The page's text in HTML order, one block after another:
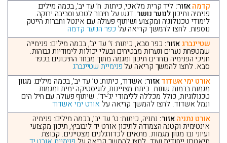
קדמהאזור: ליד קרית מלאכי, כיתות: ח’ עד יב’, בכמה מילים:
פנימיה ותיכוןלנוער נושר. דגש על חיבור לטבע וסביבה ירוקה.
לימודי טכנולוגיה ומקצוע ושיתוף פעולה עם אינטל וחברות הייטק
נוספות. לחצו להמשך קריאה על כפר הנוער קדמה
שטיינברגאזור: כפר סבא, כיתות: ז’ עד יב’, בכמה מילים: פנימייה
שמטפחת נערים ונערות מבטיחים ובעלי יכולות לימודיות גבוהות.
חניכי הפנימיה בוחרים תיכון ומגמה מתוך מבחר התיכונים בכפר
סבא. לחצו להמשך קריאה עלפנימיית שטיינברג
אורט ימי אשדודאזור: אשדוד, כיתות: ט’ עד יב’, בכמה מילים: מגוון
מגמות ברמות שונות. כיתת מצויינות, לוגיסטיקה ימית ומגמות
טכנולוגיות, כולל מכללה ללימודי יג’-יד’. שיתוף פעולה עם חיל הים
ונמל אשדוד. לחצו להמשך קריאה על אורט ימי אשדוד
אורט נתניהאזור: נתניה, כיתות: ט’ עד יב’, בכמה מילים: פנימיה
אינטימית וקטנה הצמודה לתיכון אורט יד ליבוביץ, תיכון מקצועי
ועיוני ובו מגוון מגמות. מתאים לכדורגלנים מצטיינים. קבוצת